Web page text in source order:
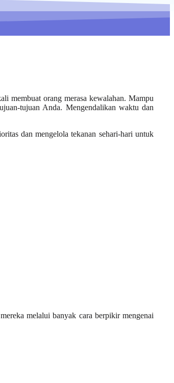
membuat orang merasa kewalahan. Mampu
tujuan Anda. Mengendalikan waktu dan
dan mengelola tekanan sehari-hari untuk
melalui banyak cara berpikir mengenai